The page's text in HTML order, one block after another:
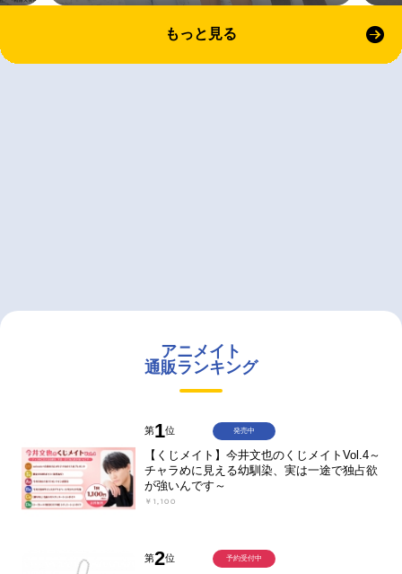
もっと見る
アニメイト
通販ランキング
第1位
【くじメイト】今井文也のくじメイトVol.4～
チャラめに見える幼馴染、実は一途で独占欲
が強いんです～
￥1,100
発売中
第2位 予約受付中